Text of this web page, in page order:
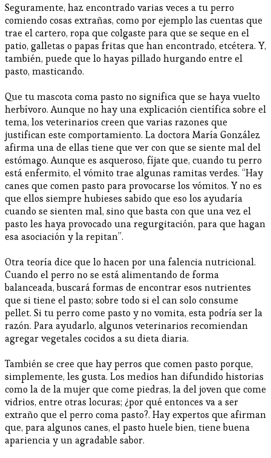
Seguramente, haz encontrado varias veces a tu perro
comiendo cosas extrañas, como por ejemplo las cuentas que
trae el cartero, ropa que colgaste para que se seque en el
patio, galletas o papas fritas que han encontrado, etcétera. Y,
también, puede que lo hayas pillado hurgando entre el
pasto, masticando.
Que tu mascota coma pasto no significa que se haya vuelto
herbívoro. Aunque no hay una explicación científica sobre el
tema, los veterinarios creen que varias razones que
justifican este comportamiento. La doctora María González
afirma una de ellas tiene que ver con que se siente mal del
estómago. Aunque es asqueroso, fíjate que, cuando tu perro
está enfermito, el vómito trae algunas ramitas verdes. “Hay
canes que comen pasto para provocarse los vómitos. Y no es
que ellos siempre hubieses sabido que eso los ayudaría
cuando se sienten mal, sino que basta con que una vez el
pasto les haya provocado una regurgitación, para que hagan
esa asociación y la repitan”.
Otra teoría dice que lo hacen por una falencia nutricional.
Cuando el perro no se está alimentando de forma
balanceada, buscará formas de encontrar esos nutrientes
que si tiene el pasto; sobre todo si el can solo consume
pellet. Si tu perro come pasto y no vomita, esta podría ser la
razón. Para ayudarlo, algunos veterinarios recomiendan
agregar vegetales cocidos a su dieta diaria.
También se cree que hay perros que comen pasto porque,
simplemente, les gusta. Los medios han difundido historias
como la de la mujer que come piedras, la del joven que come
vidrios, entre otras locuras; ¿por qué entonces va a ser
extraño que el perro coma pasto?. Hay expertos que afirman
que, para algunos canes, el pasto huele bien, tiene buena
apariencia y un agradable sabor.